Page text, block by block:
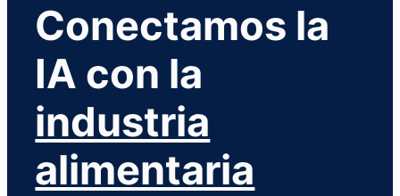
Conectamos la
IA con la
industria
alimentaria